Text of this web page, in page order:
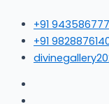
content
+91
+91